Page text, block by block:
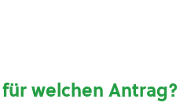
welchen Antrag?